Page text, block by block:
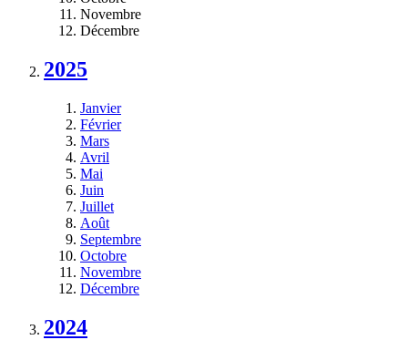
Novembre
Décembre
2025
Janvier
Février
Mars
Avril
Mai
Juin
Juillet
Août
Septembre
Octobre
Novembre
Décembre
2024